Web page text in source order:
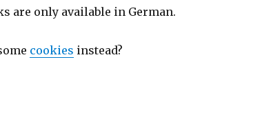
are only available in German.
cookies instead?